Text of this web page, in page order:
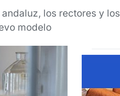
los rectores y los
modelo